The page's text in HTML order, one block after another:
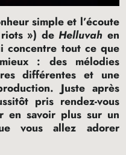
simple et l’écoute
») deHelluvah en
concentre tout ce que
: des mélodies
différentes et une
Juste après
pris rendez-vous
en savoir plus sur un
vous allez adorer